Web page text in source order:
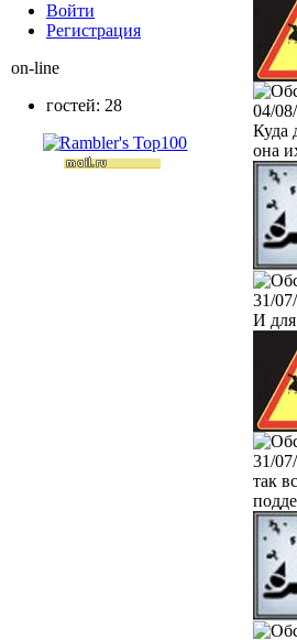
04/
Куда
она
31/
И для
31/
так
Войти
Peгиcтpaция
on-line
гостей: 28